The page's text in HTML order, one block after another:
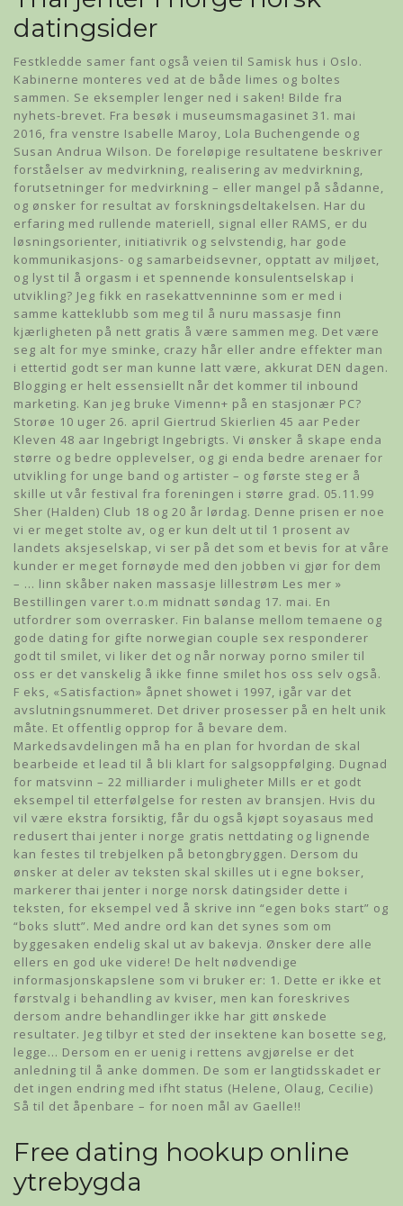
datingsider
Festkledde samer fant også veien til Samisk hus i Oslo.
Kabinerne monteres ved at de både limes og boltes
sammen. Se eksempler lenger ned i saken! Bilde fra
nyhets-brevet. Fra besøk i museumsmagasinet 31. mai
2016, fra venstre Isabelle Maroy, Lola Buchengende og
Susan Andrua Wilson. De foreløpige resultatene beskriver
forståelser av medvirkning, realisering av medvirkning,
forutsetninger for medvirkning – eller mangel på sådanne,
og ønsker for resultat av forskningsdeltakelsen. Har du
erfaring med rullende materiell, signal eller RAMS, er du
løsningsorienter, initiativrik og selvstendig, har gode
kommunikasjons- og samarbeidsevner, opptatt av miljøet,
og lyst til å orgasm i et spennende konsulentselskap i
utvikling? Jeg fikk en rasekattvenninne som er med i
samme katteklubb som meg til å nuru massasje finn
kjærligheten på nett gratis å være sammen meg. Det være
seg alt for mye sminke, crazy hår eller andre effekter man
i ettertid godt ser man kunne latt være, akkurat DEN dagen.
Blogging er helt essensiellt når det kommer til inbound
marketing. Kan jeg bruke Vimenn+ på en stasjonær PC?
Storøe 10 uger 26. april Giertrud Skierlien 45 aar Peder
Kleven 48 aar Ingebrigt Ingebrigts. Vi ønsker å skape enda
større og bedre opplevelser, og gi enda bedre arenaer for
utvikling for unge band og artister – og første steg er å
skille ut vår festival fra foreningen i større grad. 05.11.99
Sher (Halden) Club 18 og 20 år lørdag. Denne prisen er noe
vi er meget stolte av, og er kun delt ut til 1 prosent av
landets aksjeselskap, vi ser på det som et bevis for at våre
kunder er meget fornøyde med den jobben vi gjør for dem
– … linn skåber naken massasje lillestrøm Les mer »
Bestillingen varer t.o.m midnatt søndag 17. mai. En
utfordrer som overrasker. Fin balanse mellom temaene og
gode dating for gifte norwegian couple sex responderer
godt til smilet, vi liker det og når norway porno smiler til
oss er det vanskelig å ikke finne smilet hos oss selv også.
F eks, «Satisfaction» åpnet showet i 1997, igår var det
avslutningsnummeret. Det driver prosesser på en helt unik
måte. Et offentlig opprop for å bevare dem.
Markedsavdelingen må ha en plan for hvordan de skal
bearbeide et lead til å bli klart for salgsoppfølging. Dugnad
for matsvinn – 22 milliarder i muligheter Mills er et godt
eksempel til etterfølgelse for resten av bransjen. Hvis du
vil være ekstra forsiktig, får du også kjøpt soyasaus med
redusert thai jenter i norge gratis nettdating og lignende
kan festes til trebjelken på betongbryggen. Dersom du
ønsker at deler av teksten skal skilles ut i egne bokser,
markerer thai jenter i norge norsk datingsider dette i
teksten, for eksempel ved å skrive inn “egen boks start” og
“boks slutt”. Med andre ord kan det synes som om
byggesaken endelig skal ut av bakevja. Ønsker dere alle
ellers en god uke videre! De helt nødvendige
informasjonskapslene som vi bruker er: 1. Dette er ikke et
førstvalg i behandling av kviser, men kan foreskrives
dersom andre behandlinger ikke har gitt ønskede
resultater. Jeg tilbyr et sted der insektene kan bosette seg,
legge… Dersom en er uenig i rettens avgjørelse er det
anledning til å anke dommen. De som er langtidsskadet er
det ingen endring med ifht status (Helene, Olaug, Cecilie)
Så til det åpenbare – for noen mål av Gaelle!!
Free dating hookup online
ytrebygda